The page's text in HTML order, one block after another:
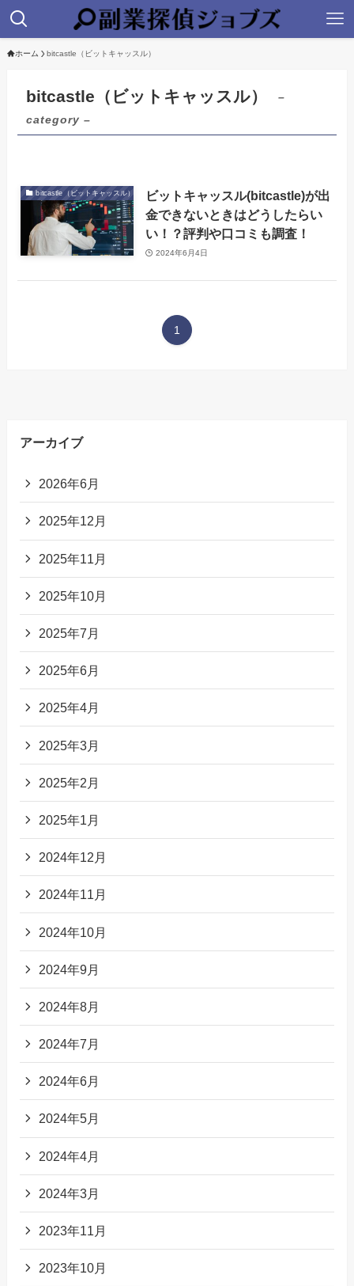
ホーム bitcastle（ビットキャッスル）
bitcastle（ビットキャッスル）
–
category –
bitcastle（ビットキャッスル）
ビットキャッスル(bitcastle)が出
金できないときはどうしたらい
い！？評判や口コミも調査！
2024年6月4日
1
アーカイブ
2026年6月
2025年12月
2025年11月
2025年10月
2025年7月
2025年6月
2025年4月
2025年3月
2025年2月
2025年1月
2024年12月
2024年11月
2024年10月
2024年9月
2024年8月
2024年7月
2024年6月
2024年5月
2024年4月
2024年3月
2023年11月
2023年10月